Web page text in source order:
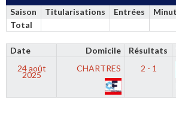
Saison Titularisations Entrées
Total
Date Domicile Résultats
24 août
2025
CHARTRES
2 - 1